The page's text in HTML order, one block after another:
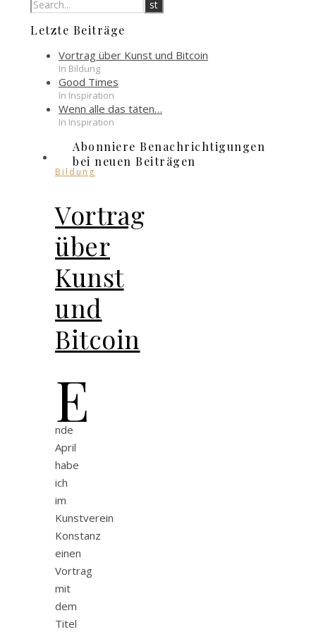
Letzte Beiträge
Vortrag über Kunst und Bitcoin
In Bildung
Good Times
In Inspiration
Wenn alle das täten…
In Inspiration
Bildung
Vortrag
über
Kunst
und
Bitcoin
E
nde
April
habe
ich
im
Kunstverein
Konstanz
einen
Vortrag
mit
dem
Titel
Abonniere Benachrichtigungen
bei neuen Beiträgen